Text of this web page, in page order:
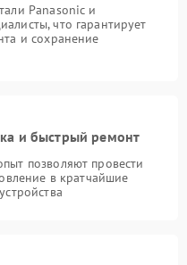
Panasonic и
что гарантирует
и сохранение
и быстрый ремонт
позволяют провести
в кратчайшие